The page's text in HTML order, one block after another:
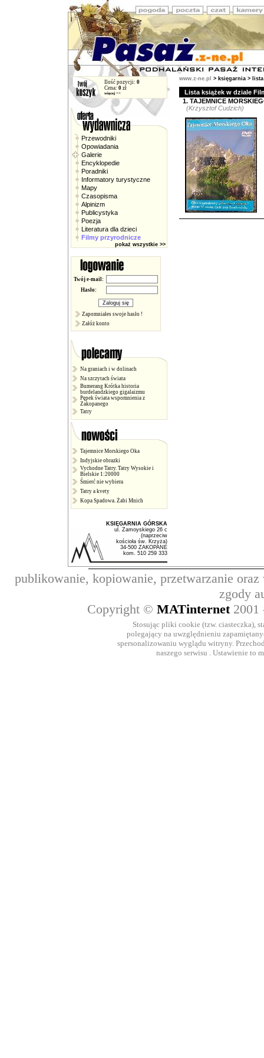
Ilość pozycji: 0
Cena: 0 zł
więcej >>
Przewodniki
Opowiadania
Galerie
Encyklopedie
Poradniki
Informatory turystyczne
Mapy
Czasopisma
Alpinizm
Publicystyka
Poezja
Literatura dla dzieci
Filmy przyrodnicze
pokaż wszystkie >>
Twój e-mail:
Hasło:
Zapomniałes swoje hasło !
Załóż konto
Na graniach i w dolinach
Na szczytach świata
Bumerang Krótka historia
burdelandzkiego gigalaizmu
Pępek świata wspomnienia z
Zakopanego
Tatry
Tajemnice Morskiego Oka
Indyjskie obrazki
Vychodne Tatry. Tatry Wysokie i
Bielskie 1:20000
Śmierć nie wybiera
Tatry a kvety
Kopa Spadowa. Żabi Mnich
KSIĘGARNIA GÓRSKA
ul. Zamoyskiego 26 c
(naprzeciw
kościoła św. Krzyża)
34-500 ZAKOPANE
kom. 510 259 333
www.z-ne.pl > księgarnia >
Lista książek w dziale
1. TAJEMNICE
(Krzysztof Cudzich)
publikowanie, kopiowanie, przetwarzanie
zgody
Copyright © MATinternet
Stosując pliki cookie (tzw. ciasteczka),
polegający na uwzględnieniu
spersonalizowaniu wyglądu witryny.
naszego serwisu . Ustawienie to